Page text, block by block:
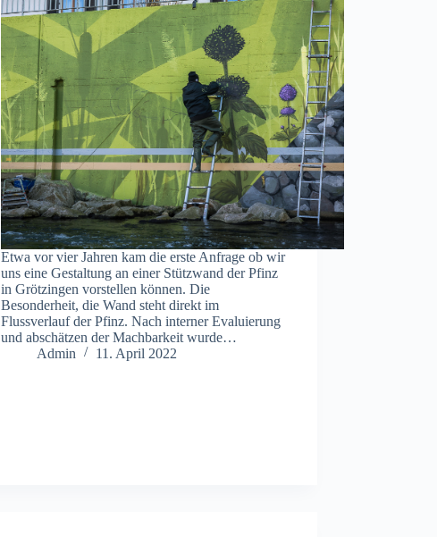
Etwa vor vier Jahren kam die erste Anfrage ob wir
uns eine Gestaltung an einer Stützwand der Pfinz
in Grötzingen vorstellen können. Die
Besonderheit, die Wand steht direkt im
Flussverlauf der Pfinz. Nach interner Evaluierung
und abschätzen der Machbarkeit wurde…
Admin
11. April 2022